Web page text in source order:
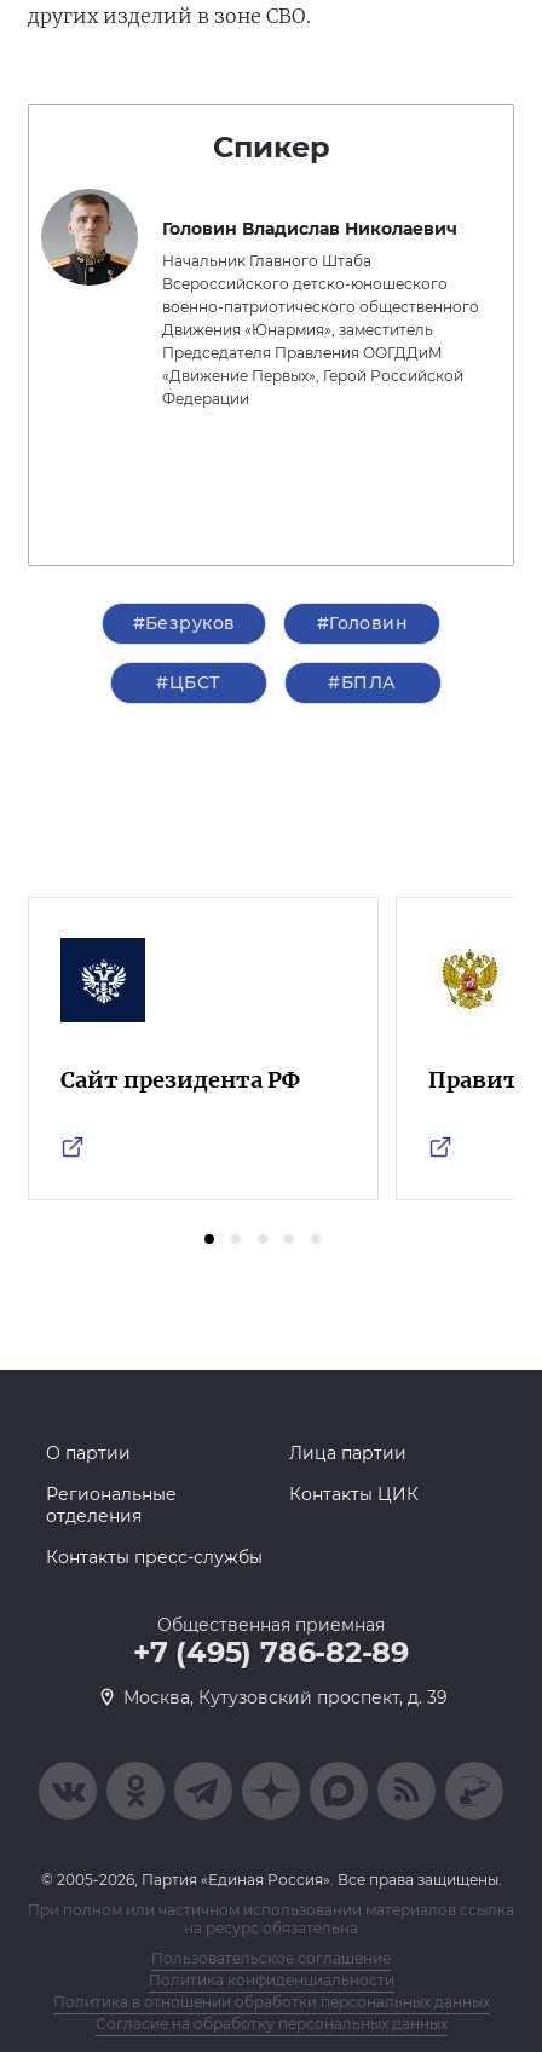
других изделий в зоне СВО.
Спикер
Головин Владислав Николаевич
Начальник Главного Штаба
Всероссийского детско-юношеского
военно-патриотического общественного
Движения «Юнармия», заместитель
Председателя Правления ООГДДиМ
«Движение Первых», Герой Российской
Федерации
#Безруков #Головин
#ЦБСТ #БПЛА
Сайт президента РФ
О партии
Лица партии
Региональные
отделения
Контакты ЦИК
Контакты пресс-службы
Общественная приемная
+7 (495) 786-82-89
Москва, Кутузовский проспект, д. 39
© 2005-2026, Партия «Единая Россия». Все права защищены.
При полном или частичном использовании материалов ссылка
на ресурс обязательна
Пользовательское соглашение
Политика конфиденциальности
Политика в отношении обработки персональных данных
Согласие на обработку персональных данных